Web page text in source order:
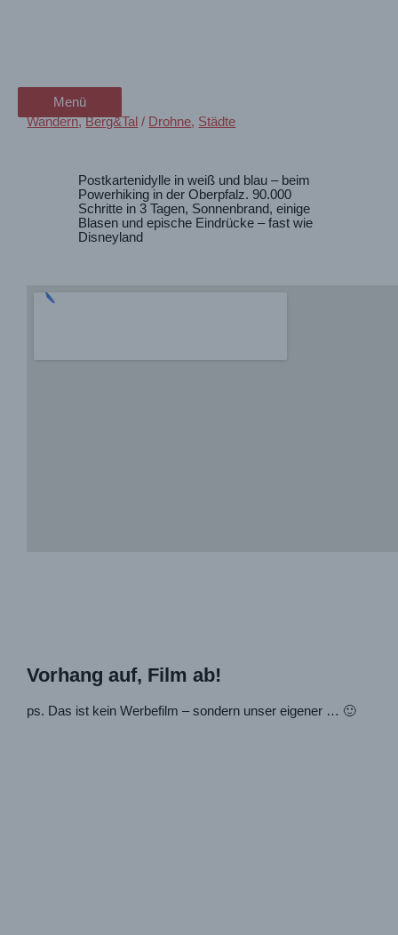
Menü
Menü
Wandern,Berg&Tal / Drohne, Städte
Postkartenidylle in weiß und blau – beim
Powerhiking in der Oberpfalz. 90.000
Schritte in 3 Tagen, Sonnenbrand, einige
Blasen und epische Eindrücke – fast wie
Disneyland
Vorhang auf, Film ab!
ps. Das ist kein Werbefilm – sondern unser eigener … 🙂